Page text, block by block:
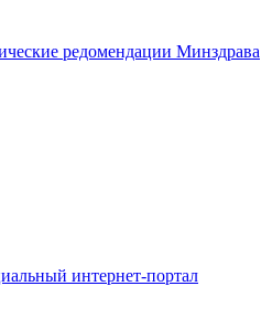
редомендации Минздрава
интернет-портал